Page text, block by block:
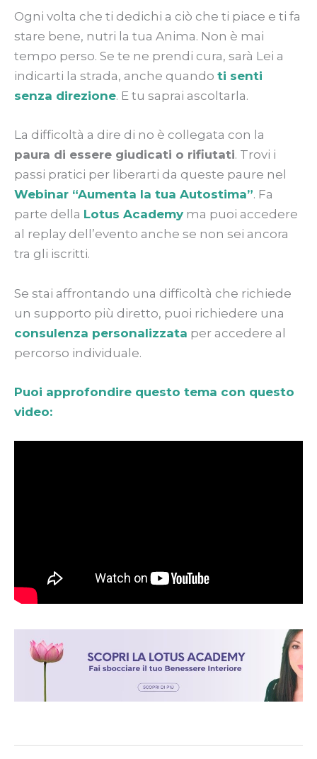
Ogni volta che ti dedichi a ciò che ti piace e ti fa
stare bene, nutri la tua Anima. Non è mai
tempo perso. Se te ne prendi cura, sarà Lei a
indicarti la strada, anche quando ti senti
senza direzione. E tu saprai ascoltarla.
La difficoltà a dire di no è collegata con la
paura di essere giudicati o rifiutati. Trovi i
passi pratici per liberarti da queste paure nel
Webinar “Aumenta la tua Autostima”. Fa
parte della Lotus Academy ma puoi accedere
al replay dell’evento anche se non sei ancora
tra gli iscritti.
Se stai affrontando una difficoltà che richiede
un supporto più diretto, puoi richiedere una
consulenza personalizzata per accedere al
percorso individuale.
Puoi approfondire questo tema con questo
video: